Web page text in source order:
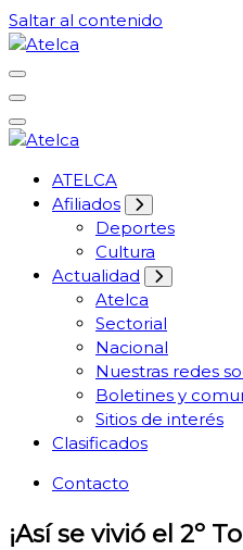
Saltar al contenido
Atelca
61 años Conocimiento,
Atelca
61 años Conocimiento,
ATELCA
Afiliados
Deportes
Cultura
Actualidad
Atelca
Sectorial
Nacional
Nuestras redes
Boletines y
Sitios de interés
Clasificados
Contacto
¡Así se vivió el 2º